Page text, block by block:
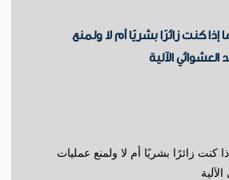
إذا كنت زائرًا بشريًا أم لا ولمنع
الآلية
كنت زائرًا بشريًا أم لا ولمنع عمليات